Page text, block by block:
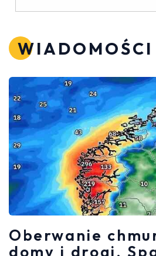
WIADOMOŚCI
Oberwanie
domy i drogi.